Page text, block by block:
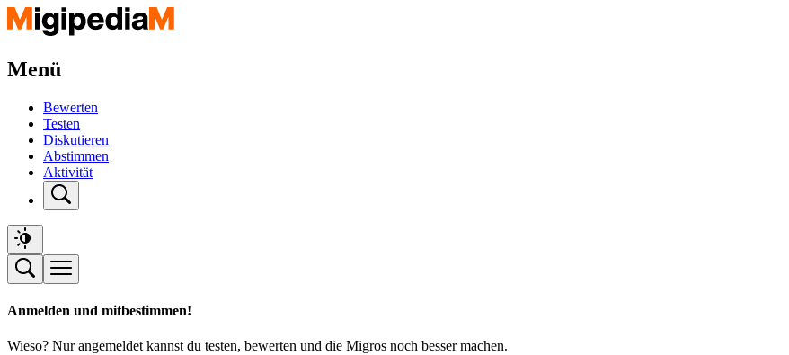
Menü
Bewerten
Testen
Diskutieren
Abstimmen
Aktivität
Anmelden und mitbestimmen!
Wieso? Nur angemeldet kannst du testen, bewerten und die Migros noch besser machen.